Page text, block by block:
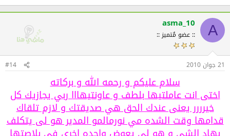
A
asma_10
:: عضو مُتميز ::
21 جوان 2010 #14
سلام عليكم و رحمه الله و بركاته
اختى انت عاملتيها بلطف و عاونتيهااا ربي يجازيك كل
خيرررر يعنى عندك الحق هي صديقتك و لازم تلقاك
قدامها وقت الشده مي نورمالمو المدير هو لى يتكلف